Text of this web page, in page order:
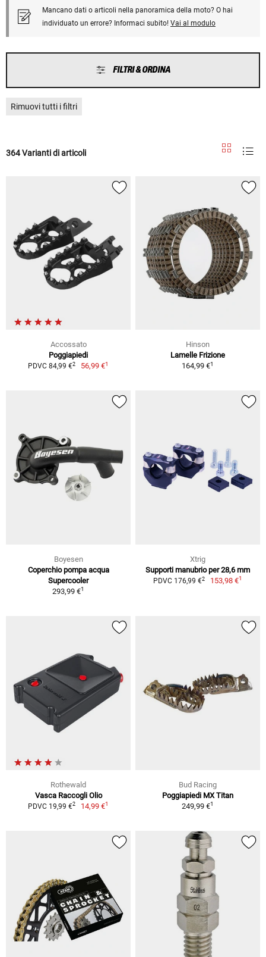
Mancano dati o articoli nella panoramica della moto? O hai
individuato un errore? Informaci subito! Vai al modulo
FILTRI & ORDINA
Rimuovi tutti i filtri
364 Varianti di articoli
Accossato
Poggiapiedi
PDVC 84,99 €2 56,99 €1
Hinson
Lamelle Frizione
164,99 €1
Boyesen
Coperchio pompa acqua
Supercooler
293,99 €1
Xtrig
Supporti manubrio per 28,6 mm
PDVC 176,99 €2 153,98 €1
Rothewald
Vasca Raccogli Olio
PDVC 19,99 €2 14,99 €1
Bud Racing
Poggiapiedi MX Titan
249,99 €1